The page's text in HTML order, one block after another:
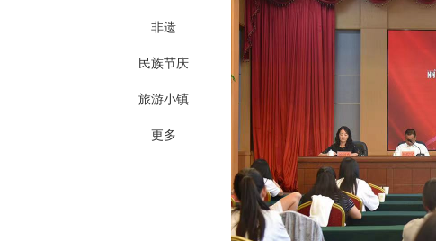
非遗
民族节庆
旅游小镇
更多